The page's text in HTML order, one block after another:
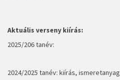
Aktuális verseny kiírás:
2025/206 tanév:
2024/2025 tanév: kiírás, ismeretanyag